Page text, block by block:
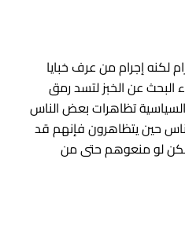
إجرام من عرف خبايا
البحث عن الخبز لتسد رمق
تظاهرات بعض الناس
حين يتظاهرون فإنهم قد
لو منعوهم حتى من